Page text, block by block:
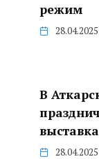
режим
28.04.2025
В
28.04.2025